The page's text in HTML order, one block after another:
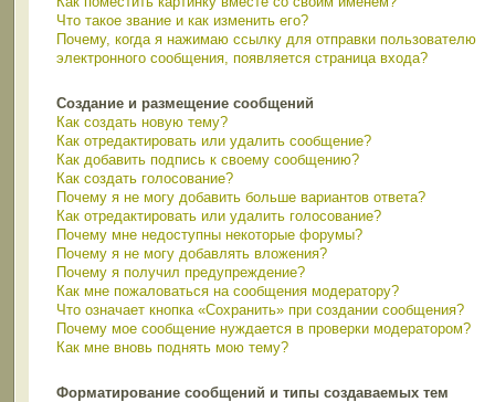
Что такое звание и как изменить его?
Почему, когда я нажимаю ссылку для отправки пользователю
электронного сообщения, появляется страница входа?
Создание и размещение сообщений
Как создать новую тему?
Как отредактировать или удалить сообщение?
Как добавить подпись к своему сообщению?
Как создать голосование?
Почему я не могу добавить больше вариантов ответа?
Как отредактировать или удалить голосование?
Почему мне недоступны некоторые форумы?
Почему я не могу добавлять вложения?
Почему я получил предупреждение?
Как мне пожаловаться на сообщения модератору?
Что означает кнопка «Сохранить» при создании сообщения?
Почему мое сообщение нуждается в проверки модератором?
Как мне вновь поднять мою тему?
Форматирование сообщений и типы создаваемых тем